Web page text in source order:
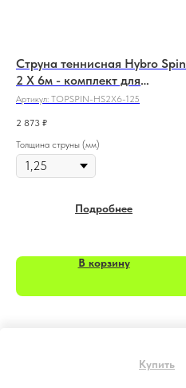
Купить
Струна теннисная Hybro Spin
2 X 6м - комплект для
перетяжки 12 м
Артикул: TOPSPIN-HS2X6-125
2 873 ₽
Толщина струны (мм)
Подробнее
В корзину
Made on